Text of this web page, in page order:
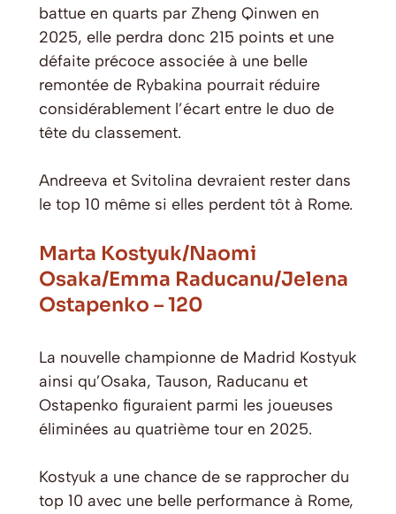
battue en quarts par Zheng Qinwen en
2025, elle perdra donc 215 points et une
défaite précoce associée à une belle
remontée de Rybakina pourrait réduire
considérablement l’écart entre le duo de
tête du classement.
Andreeva et Svitolina devraient rester dans
le top 10 même si elles perdent tôt à Rome.
Marta Kostyuk/Naomi
Osaka/Emma Raducanu/Jelena
Ostapenko – 120
La nouvelle championne de Madrid Kostyuk
ainsi qu’Osaka, Tauson, Raducanu et
Ostapenko figuraient parmi les joueuses
éliminées au quatrième tour en 2025.
Kostyuk a une chance de se rapprocher du
top 10 avec une belle performance à Rome,